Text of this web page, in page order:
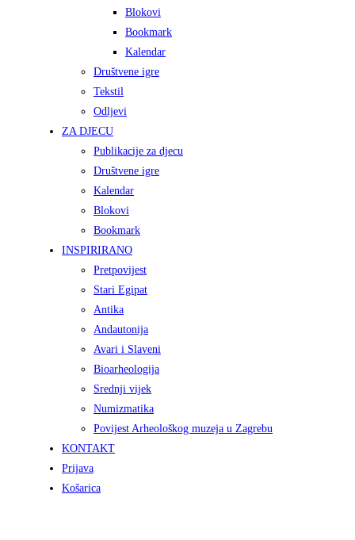
Blokovi
Bookmark
Kalendar
Društvene igre
Tekstil
Odljevi
ZA DJECU
Publikacije za djecu
Društvene igre
Kalendar
Blokovi
Bookmark
INSPIRIRANO
Pretpovijest
Stari Egipat
Antika
Andautonija
Avari i Slaveni
Bioarheologija
Srednji vijek
Numizmatika
Povijest Arheološkog muzeja u Zagrebu
KONTAKT
Prijava
Košarica